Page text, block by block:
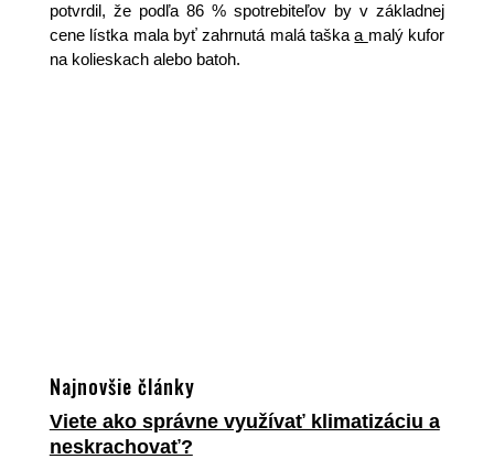
potvrdil, že podľa 86 % spotrebiteľov by v základnej
cene lístka mala byť zahrnutá malá taškaa malý kufor
na kolieskach alebo batoh.
Najnovšie články
Viete ako správne využívať klimatizáciu a
neskrachovať?